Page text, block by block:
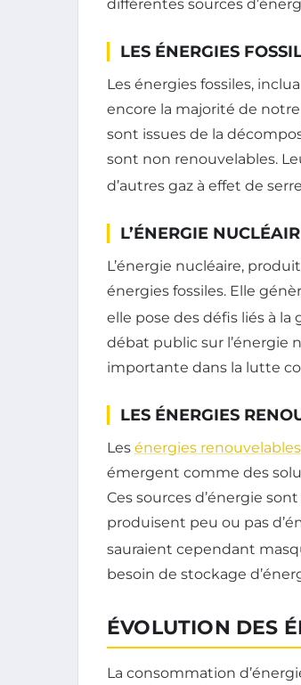
différentes sources
LES ÉNERGIES
Les énergies fossiles,
encore la majorité de
sont issues de la
sont non renouvelables.
d’autres gaz à effet de
L’ÉNERGIE
L’énergie nucléaire,
énergies fossiles. Elle
elle pose des défis liés à la
débat public sur l’énergie
importante dans la lutte
LES ÉNERGIES
Les énergies renouvelables
émergent comme des
Ces sources d’énergie
produisent peu ou pas
sauraient cependant
besoin de stockage
ÉVOLUTION DES
La consommation